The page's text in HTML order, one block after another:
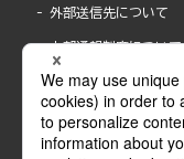
外部送信先について
内部通報制度について